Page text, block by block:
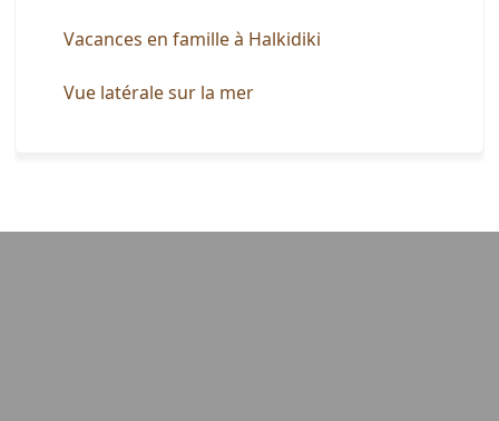
Vacances en famille à Halkidiki
Vue latérale sur la mer